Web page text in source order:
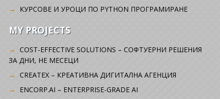
КУРСОВЕ И УРОЦИ ПО PYTHON ПРОГРАМИРАНЕ
MY PROJECTS
COST-EFFECTIVE SOLUTIONS – СОФТУЕРНИ РЕШЕНИЯ
ЗА ДНИ, НЕ МЕСЕЦИ
CREATEX – КРЕАТИВНА ДИГИТАЛНА АГЕНЦИЯ
ENCORP.AI – ENTERPRISE-GRADE AI